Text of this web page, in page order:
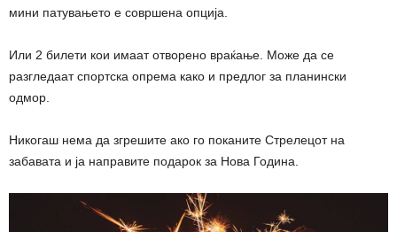
мини патувањето е совршена опција.
Или 2 билети кои имаат отворено враќање. Може да се
разгледаат спортска опрема како и предлог за планински
одмор.
Никогаш нема да згрешите ако го поканите Стрелецот на
забавата и ја направите подарок за Нова Година.